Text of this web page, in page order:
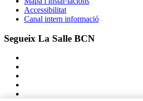
Accessibilitat
Canal intern informació
Segueix La Salle BCN